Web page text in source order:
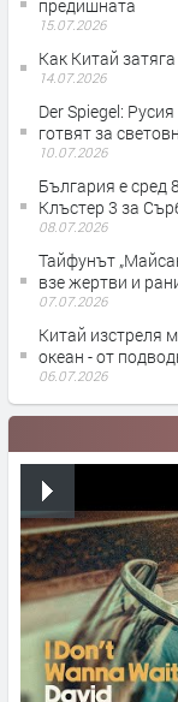
предишната
15.07.2026
Как Китай
14.07.2026
Der Spiegel:
готвят за
10.07.2026
България е сред
Клъстер 3 за
08.07.2026
Тайфунът
взе жертви и
07.07.2026
Китай изстреля
океан - от
06.07.2026